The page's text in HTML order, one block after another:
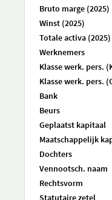
Bruto marge (2025)
Winst (2025)
Totale activa (2025)
Werknemers
Klasse werk. pers.
Klasse werk. pers.
Bank
Beurs
Geplaatst kapitaal
Maatschappelijk
Dochters
Vennootsch. naam
Rechtsvorm
Statutaire zetel